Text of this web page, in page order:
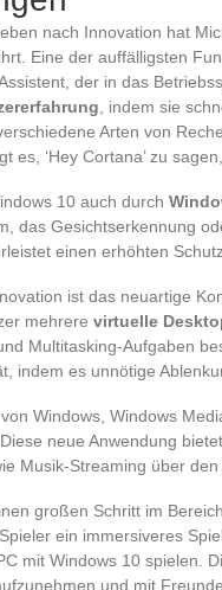
nach Innovation hat
Eine der auffälligsten
der in das
, indem sie
Arten von
es, ‘Hey Cortana’ zu
10 auch durch
das Gesichtserkennung
einen erhöhten
ist das neuartige
mehrere virtuelle
Multitasking-Aufgaben
indem es unnötige
Windows, Windows
neue Anwendung
Musik-Streaming über den
großen Schritt im
ein immersiveres
mit Windows 10 spielen.
und mit